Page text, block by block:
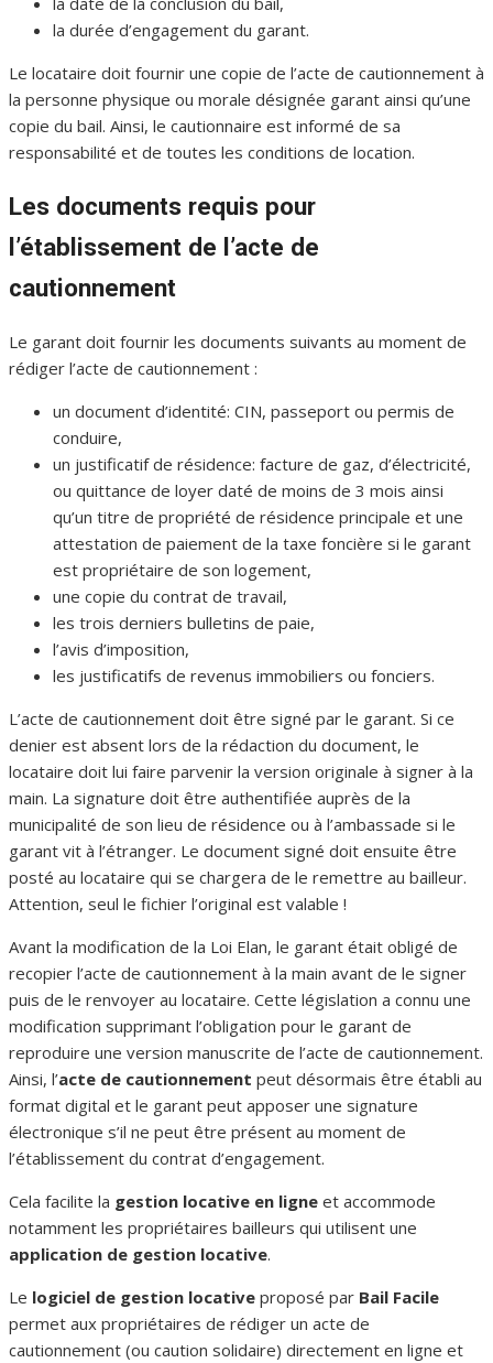
la durée d’engagement du garant.
Le locataire doit fournir une copie de l’acte de cautionnement à
la personne physique ou morale désignée garant ainsi qu’une
copie du bail. Ainsi, le cautionnaire est informé de sa
responsabilité et de toutes les conditions de location.
Les documents requis pour
l’établissement de l’acte de
cautionnement
Le garant doit fournir les documents suivants au moment de
rédiger l’acte de cautionnement :
un document d’identité: CIN, passeport ou permis de
conduire,
un justificatif de résidence: facture de gaz, d’électricité,
ou quittance de loyer daté de moins de 3 mois ainsi
qu’un titre de propriété de résidence principale et une
attestation de paiement de la taxe foncière si le garant
est propriétaire de son logement,
une copie du contrat de travail,
les trois derniers bulletins de paie,
l’avis d’imposition,
les justificatifs de revenus immobiliers ou fonciers.
L’acte de cautionnement doit être signé par le garant. Si ce
denier est absent lors de la rédaction du document, le
locataire doit lui faire parvenir la version originale à signer à la
main. La signature doit être authentifiée auprès de la
municipalité de son lieu de résidence ou à l’ambassade si le
garant vit à l’étranger. Le document signé doit ensuite être
posté au locataire qui se chargera de le remettre au bailleur.
Attention, seul le fichier l’original est valable !
Avant la modification de la Loi Elan, le garant était obligé de
recopier l’acte de cautionnement à la main avant de le signer
puis de le renvoyer au locataire. Cette législation a connu une
modification supprimant l’obligation pour le garant de
reproduire une version manuscrite de l’acte de cautionnement.
Ainsi, l’acte de cautionnement peut désormais être établi au
format digital et le garant peut apposer une signature
électronique s’il ne peut être présent au moment de
l’établissement du contrat d’engagement.
Cela facilite la gestion locative en ligne et accommode
notamment les propriétaires bailleurs qui utilisent une
application de gestion locative.
Le logiciel de gestion locative proposé par Bail Facile
permet aux propriétaires de rédiger un acte de
cautionnement (ou caution solidaire) directement en ligne et